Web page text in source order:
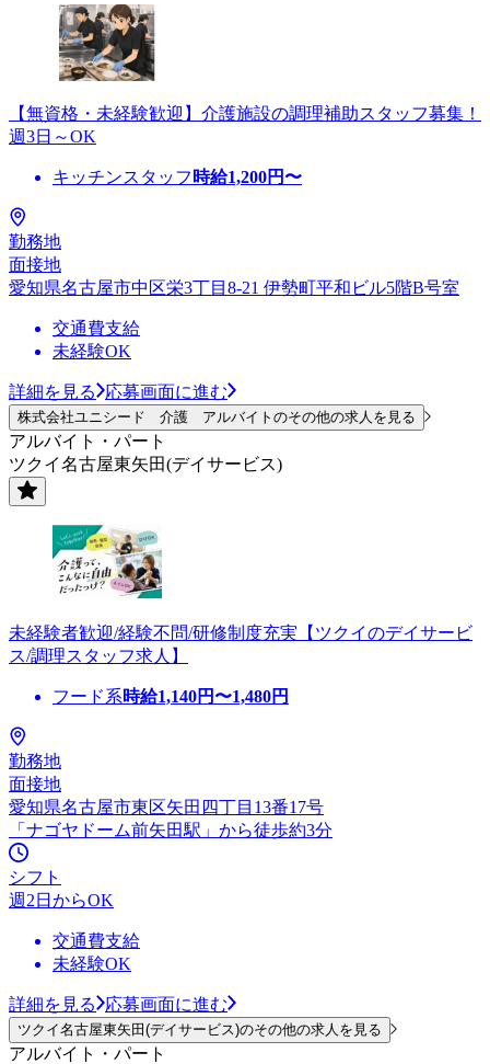
【無資格・未経験歓迎】介護施設の調理補助スタッフ募集！
週3日～OK
キッチンスタッフ 時給1,200円〜
勤務地
面接地
愛知県名古屋市中区栄3丁目8-21 伊勢町平和ビル5階B号室
交通費支給
未経験OK
詳細を見る 応募画面に進む
株式会社ユニシード 介護 アルバイトのその他の求人を見る
アルバイト・パート
ツクイ名古屋東矢田(デイサービス)
未経験者歓迎/経験不問/研修制度充実【ツクイのデイサービ
ス/調理スタッフ求人】
フード系時給1,140円〜1,480円
勤務地
面接地
愛知県名古屋市東区矢田四丁目13番17号
「ナゴヤドーム前矢田駅」から徒歩約3分
シフト
週2日からOK
交通費支給
未経験OK
詳細を見る 応募画面に進む
ツクイ名古屋東矢田(デイサービス)のその他の求人を見る
アルバイト・パート